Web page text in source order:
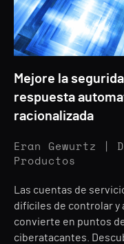
Mejore la
respuesta
racionalizada
Eran Gewurtz |
Productos
Las cuentas de
difíciles de controlar y
convierte en puntos
ciberatacantes.